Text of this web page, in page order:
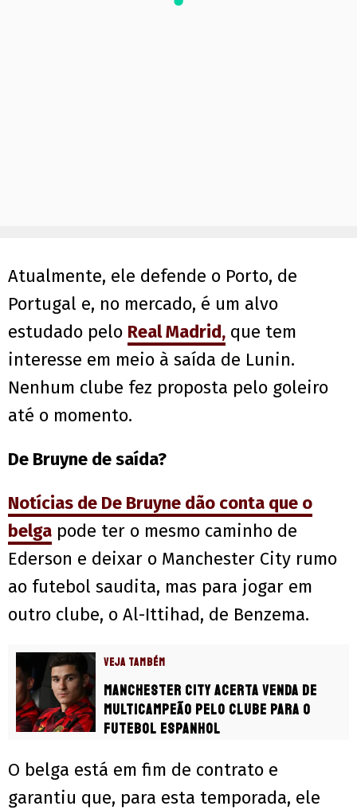
Atualmente, ele defende o Porto, de
Portugal e, no mercado, é um alvo
estudado pelo Real Madrid, que tem
interesse em meio à saída de Lunin.
Nenhum clube fez proposta pelo goleiro
até o momento.
De Bruyne de saída?
Notícias de De Bruyne dão conta que o
belga pode ter o mesmo caminho de
Ederson e deixar o Manchester City rumo
ao futebol saudita, mas para jogar em
outro clube, o Al-Ittihad, de Benzema.
VEJA TAMBÉM
Manchester City acerta venda de
multicampeão pelo clube para o
futebol espanhol
O belga está em fim de contrato e
garantiu que, para esta temporada, ele